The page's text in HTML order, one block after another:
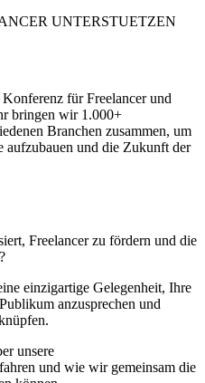
UNTERSTUETZEN
für Freelancer und
bringen wir 1.000+
Branchen zusammen, um
aufzubauen und die Zukunft der
Freelancer zu fördern und die
einzigartige Gelegenheit, Ihre
anzusprechen und
unsere
und wie wir gemeinsam die